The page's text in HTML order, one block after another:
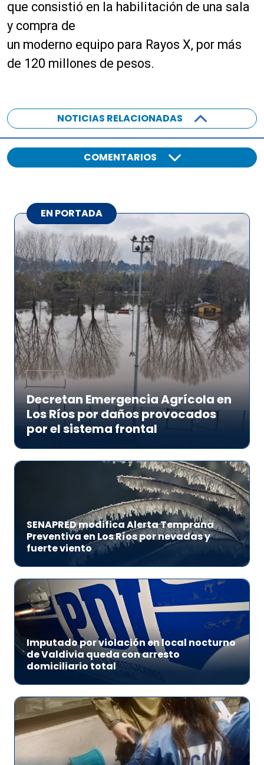
que consistió en la habilitación de una sala
y compra de
un moderno equipo para Rayos X, por más
de 120 millones de pesos.
NOTICIAS RELACIONADAS
COMENTARIOS
EN PORTADA
Decretan Emergencia Agrícola en
Los Ríos por daños provocados
por el sistema frontal
SENAPRED modifica Alerta Temprana
Preventiva en Los Ríos por nevadas y
fuerte viento
Imputado por violación en local nocturno
de Valdivia queda con arresto
domiciliario total